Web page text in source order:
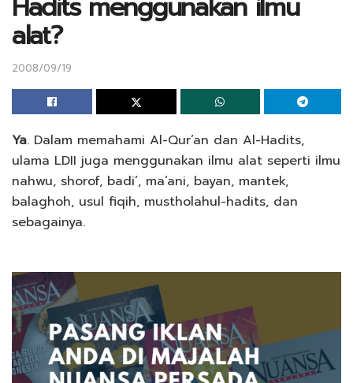
alat?
2008/09/19
Ya. Dalam memahami Al-Qur’an dan Al-Hadits,
ulama LDII juga menggunakan ilmu alat seperti ilmu
nahwu, shorof, badi’, ma’ani, bayan, mantek,
balaghoh, usul fiqih, mustholahul-hadits, dan
sebagainya.